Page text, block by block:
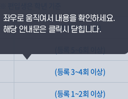
(등록 7회 이상)
(등록 3~4회 이상)
(등록 1~2회 이상)